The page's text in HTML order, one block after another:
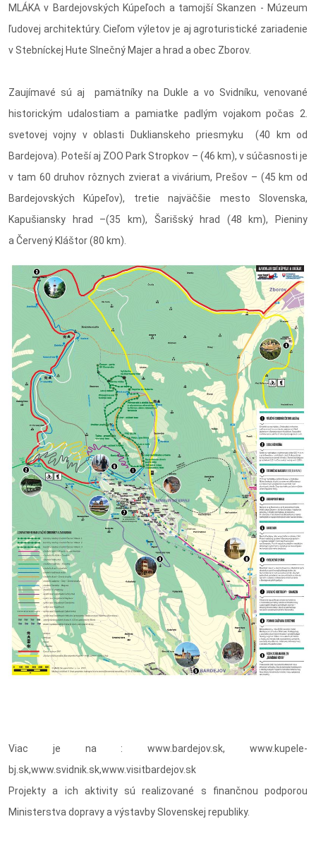
MLÁKA v Bardejovských Kúpeľoch a tamojší Skanzen - Múzeum
ľudovej architektúry. Cieľom výletov je aj agroturistické zariadenie
v Stebníckej Hute Slnečný Majer a hrad a obec Zborov.
Zaujímavé sú aj pamätníky na Dukle a vo Svidníku, venované
historickým udalostiam a pamiatke padlým vojakom počas 2.
svetovej vojny v oblasti Duklianskeho priesmyku (40 km od
Bardejova). Poteší aj ZOO Park Stropkov – (46 km), v súčasnosti je
v tam 60 druhov rôznych zvierat a vivárium, Prešov – (45 km od
Bardejovských Kúpeľov), tretie najväčšie mesto Slovenska,
Kapušiansky hrad –(35 km), Šarišský hrad (48 km), Pieniny
a Červený Kláštor (80 km).
Viac je na : www.bardejov.sk, www.kupele-
bj.sk,www.svidnik.sk,www.visitbardejov.sk
Projekty a ich aktivity sú realizované s finančnou podporou
Ministerstva dopravy a výstavby Slovenskej republiky.